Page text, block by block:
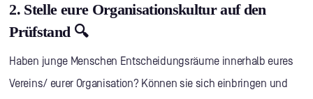
2. Stelle eure Organisationskultur auf den
Prüfstand 🔍
Haben junge Menschen Entscheidungsräume innerhalb eures
Vereins/ eurer Organisation? Können sie sich einbringen und